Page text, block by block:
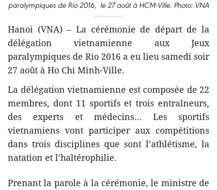
paralympiques de Rio 2016, le 27 août à HCM-Ville. Photo: VNA
Hanoi (VNA) – La cérémonie de départ de la
délégation vietnamienne aux Jeux
paralympiques de Rio 2016 a eu lieu samedi soir
27 août à Ho Chi Minh-Ville.
La délégation vietnamienne est composée de 22
membres, dont 11 sportifs et trois entraîneurs,
des experts et médecins… Les sportifs
vietnamiens vont participer aux compétitions
dans trois disciplines que sont l’athlétisme, la
natation et l’haltérophilie.
Prenant la parole à la cérémonie, le ministre de